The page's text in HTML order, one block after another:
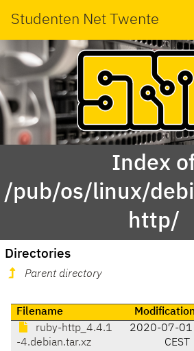
Studenten Net Twente
Index
/pub/os/linux/
http/
Directories
Parent directory
Filename
ruby-http_4.4.1
-4.debian.tar.xz
2020-07-01
CEST